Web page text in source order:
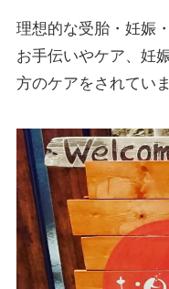
理想的な受胎・妊娠
お手伝いやケア、妊
方のケアをされていま